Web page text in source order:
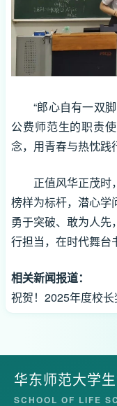
“郎心自有一双
公费师范生的职责
念，用青春与热忱践
正值风华正茂时
榜样为标杆，潜心学
勇于突破、敢为人先
行担当，在时代舞台
相关新闻报道：
祝贺！2025年度校长
华东师范大学
SCHOOL OF LIFE